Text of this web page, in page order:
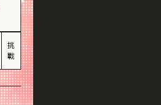
挑
戰